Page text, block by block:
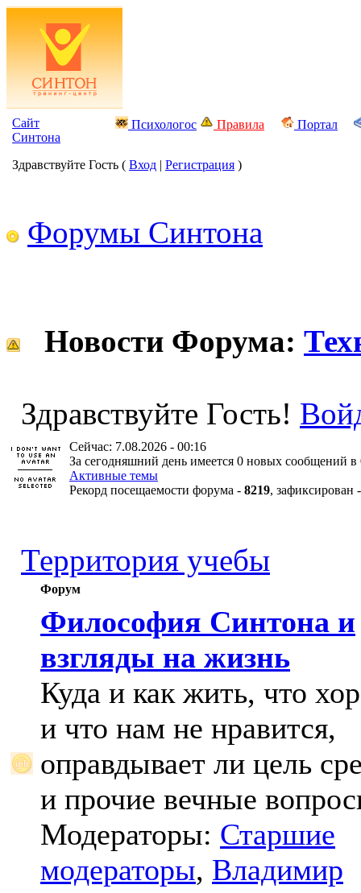
Сайт
Синтона
Психологос Правила Портал
Здравствуйте Гость ( Вход | Регистрация )
Форумы Синтона
Новости Форума:
Здравствуйте Гость!
Сейчас: 7.08.2026 - 00:16
За сегодняшний день имеется 0 новых сообщений в
Активные темы
Рекорд посещаемости форума - 8219, зафиксирован
Территория учебы
Форум
Философия Синтона и
взгляды на жизнь
Куда и как жить, что
и что нам не нравится,
оправдывает ли цель
и прочие вечные
Модераторы: Старшие
модераторы, Владимир